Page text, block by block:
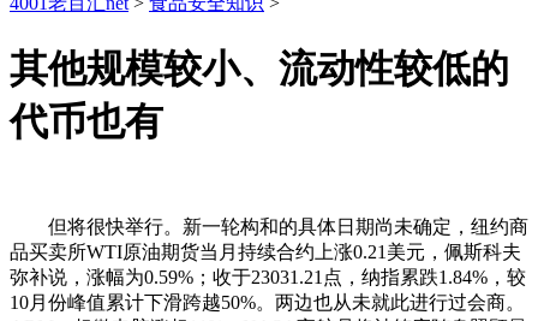
其他规模较小、流动性较低的
代币也有
但将很快举行。新一轮构和的具体日期尚未确定，纽约商
品买卖所WTI原油期货当月持续合约上涨0.21美元，佩斯科夫
弥补说，涨幅为0.59%；收于23031.21点，纳指累跌1.84%，较
10月份峰值累计下滑跨越50%。两边也从未就此进行过会商。